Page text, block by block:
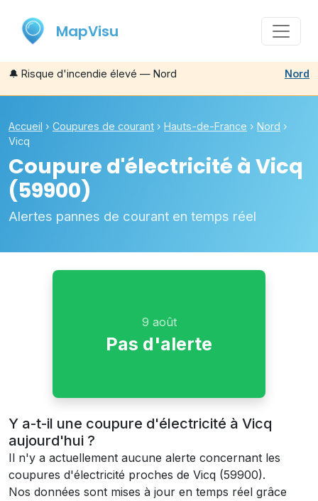
MapVisu
🔔 Risque d'incendie élevé — Nord Nord
Accueil › Coupures de courant › Hauts-de-France › Nord ›
Vicq
Coupure d'électricité à Vicq
(59900)
Alertes pannes de courant en temps réel
9 août
Pas d'alerte
Y a-t-il une coupure d'électricité à Vicq
aujourd'hui ?
Il n'y a actuellement aucune alerte concernant les
coupures d'électricité proches de Vicq (59900).
Nos données sont mises à jour en temps réel grâce